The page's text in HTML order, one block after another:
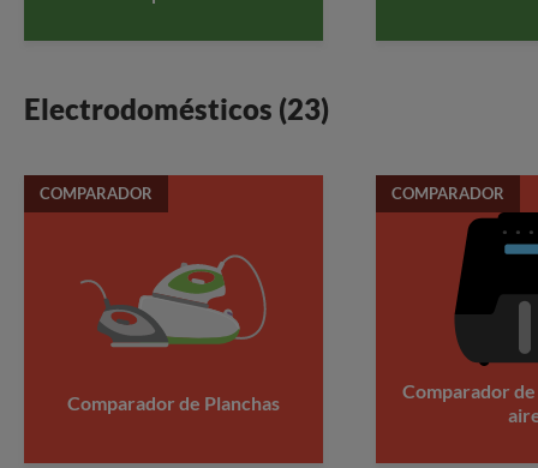
Electrodomésticos (23)
COMPARADOR
Comparador de Planchas
COMPARADOR
Comparador